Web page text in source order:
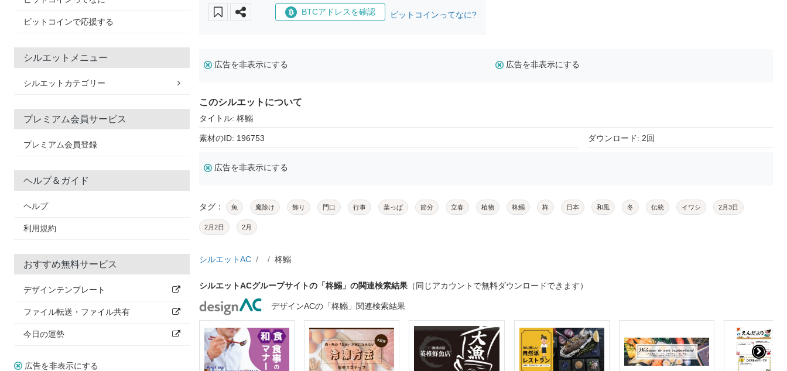
ビットコインで応援する
シルエットメニュー
シルエットカテゴリー
プレミアム会員サービス
プレミアム会員登録
ヘルプ＆ガイド
ヘルプ
利用規約
おすすめ無料サービス
デザインテンプレート
ファイル転送・ファイル共有
今日の運勢
広告を非表示にする
BTCアドレスを確認 ビットコインってなに?
広告を非表示にする 広告を非表示にする
このシルエットについて
タイトル: 柊鰯
素材のID: 196753 ダウンロード: 2回
広告を非表示にする
タグ： 魚 魔除け 飾り 門口 行事 葉っぱ 節分 立春 植物 柊鰯 柊 日本 和風 冬 伝統 イワシ 2月3日
2月2日 2月
シルエットAC 柊鰯
シルエットACグループサイトの「柊鰯」の関連検索結果 （同じアカウントで無料ダウンロードできます）
デザインACの「柊鰯」関連検索結果